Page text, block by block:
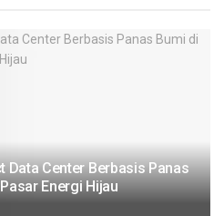
Data Center Berbasis Panas
Energi Hijau